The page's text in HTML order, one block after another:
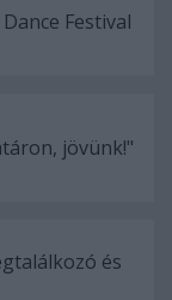
Festival
jövünk!"
és